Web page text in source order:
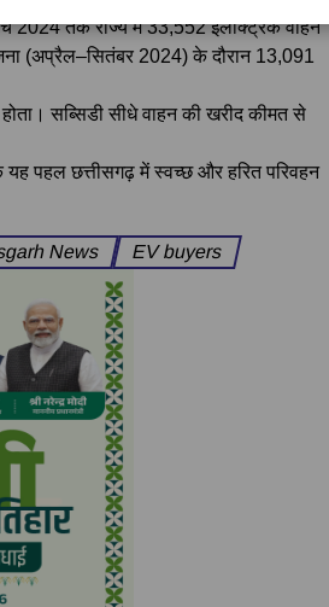
2024 तक राज्य में 33,552 इलेक्ट्रिक वाहन
(अप्रैल–सितंबर 2024) के दौरान 13,091
सब्सिडी सीधे वाहन की खरीद कीमत से
यह पहल छत्तीसगढ़ में स्वच्छ और हरित परिवहन
News EV buyers